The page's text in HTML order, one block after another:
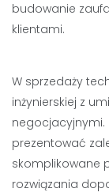
budowanie
klientami.
W sprzedaży
inżynierskiej z
negocjacyjnymi.
prezentować
skomplikowane
rozwiązania